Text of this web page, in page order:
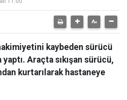
kaybeden sürücü
Araçta sıkışan sürücü,
kurtarılarak hastaneye